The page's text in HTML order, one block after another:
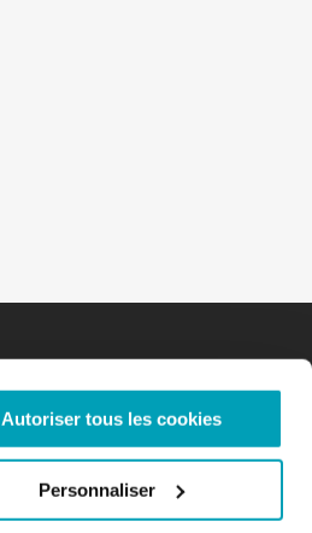
Autoriser tous les cookies
Personnaliser